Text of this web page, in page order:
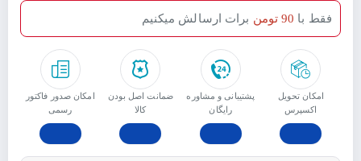
امکان تحویل
اکسپرس
پشتیبانی و مشاوره
رایگان
ﺿﻤﺎﻧﺖ اﺻﻞ ﺑﻮدن
ﮐﺎﻟﺎ
امکان صدور فاکتور
رسمی
فقط با 90 تومن برات ارسالش میکنیم